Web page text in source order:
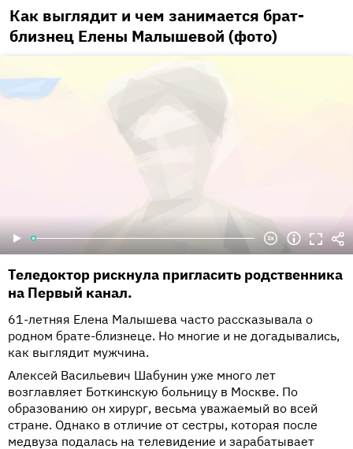
Как выглядит и чем занимается брат-
близнец Елены Малышевой (фото)
Теледоктор рискнула пригласить родственника
на Первый канал.
61-летняя Елена Малышева часто рассказывала о
родном брате-близнеце. Но многие и не догадывались,
как выглядит мужчина.
Алексей Васильевич Шабунин уже много лет
возглавляет Боткинскую больницу в Москве. По
образованию он хирург, весьма уважаемый во всей
стране. Однако в отличие от сестры, которая после
медвуза подалась на телевидение и зарабатывает